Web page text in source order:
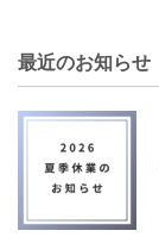
最近のお知らせ